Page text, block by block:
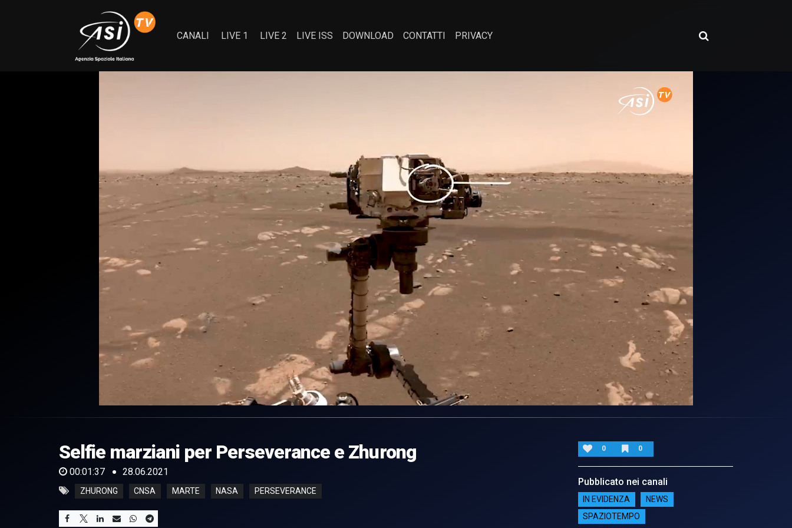
CANALI LIVE 1 LIVE 2 LIVE ISS DOWNLOAD CONTATTI PRIVACY
of
37
secondsVolume
0%
Selfie marziani per Perseverance e Zhurong
00:01:37 28.06.2021
ZHURONG CNSA MARTE NASA PERSEVERANCE
0 0
Pubblicato nei canali
IN EVIDENZA
NEWS
SPAZIOTEMPO